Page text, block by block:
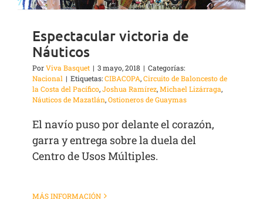
Espectacular victoria de
Náuticos
PorViva Basquet | 3 mayo, 2018 | Categorías:
Nacional | Etiquetas:CIBACOPA,Circuito de Baloncesto de
la Costa del Pacífico,Joshua Ramírez,Michael Lizárraga,
Náuticos de Mazatlán,Ostioneros de Guaymas
El navío puso por delante el corazón,
garra y entrega sobre la duela del
Centro de Usos Múltiples.
MÁS INFORMACIÓN